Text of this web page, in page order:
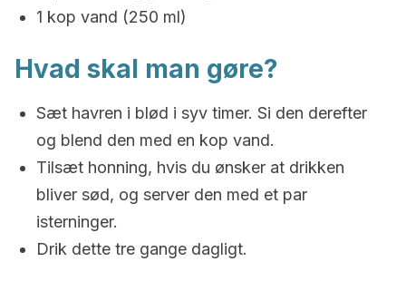
1 kop vand (250 ml)
Hvad skal man gøre?
Sæt havren i blød i syv timer. Si den derefter
og blend den med en kop vand.
Tilsæt honning, hvis du ønsker at drikken
bliver sød, og server den med et par
isterninger.
Drik dette tre gange dagligt.